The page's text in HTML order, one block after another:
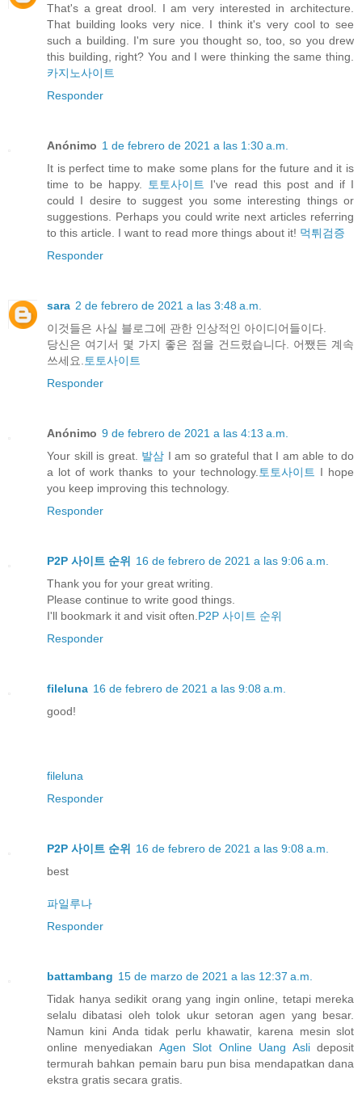
That's a great drool. I am very interested in architecture.
That building looks very nice. I think it's very cool to see
such a building. I'm sure you thought so, too, so you drew
this building, right? You and I were thinking the same thing.
카지노사이트
Responder
Anónimo 1 de febrero de 2021 a las 1:30 a.m.
It is perfect time to make some plans for the future and it is
time to be happy.
토토사이트
I've read this post and if I
could I desire to suggest you some interesting things or
suggestions. Perhaps you could write next articles referring
to this article. I want to read more things about it! 먹튀검증
Responder
sara 2 de febrero de 2021 a las 3:48 a.m.
이것들은 사실 블로그에 관한 인상적인 아이디어들이다.
당신은 여기서 몇 가지 좋은 점을 건드렸습니다. 어쨌든 계속
쓰세요. 토토사이트
Responder
Anónimo 9 de febrero de 2021 a las 4:13 a.m.
Your skill is great. 발삼 I am so grateful that I am able to do
a lot of work thanks to your technology. 토토사이트 I hope
you keep improving this technology.
Responder
P2P 사이트 순위
16 de febrero de 2021 a las 9:06 a.m.
Thank you for your great writing.
Please continue to write good things.
I'll bookmark it and visit often. P2P 사이트 순위
Responder
fileluna 16 de febrero de 2021 a las 9:08 a.m.
good!
fileluna
Responder
P2P 사이트 순위
16 de febrero de 2021 a las 9:08 a.m.
best
파일루나
Responder
battambang 15 de marzo de 2021 a las 12:37 a.m.
Tidak hanya sedikit orang yang ingin online, tetapi mereka
selalu dibatasi oleh tolok ukur setoran agen yang besar.
Namun kini Anda tidak perlu khawatir, karena mesin slot
online menyediakan Agen Slot Online Uang Aslideposit
termurah bahkan pemain baru pun bisa mendapatkan dana
ekstra gratis secara gratis.